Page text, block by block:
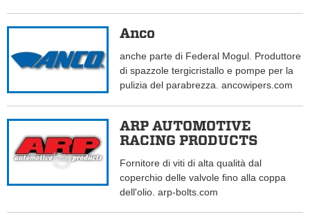
Anco
anche parte di Federal Mogul. Produttore
di spazzole tergicristallo e pompe per la
pulizia del parabrezza. ancowipers.com
ARP AUTOMOTIVE
RACING PRODUCTS
Fornitore di viti di alta qualità dal
coperchio delle valvole fino alla coppa
dell'olio. arp-bolts.com